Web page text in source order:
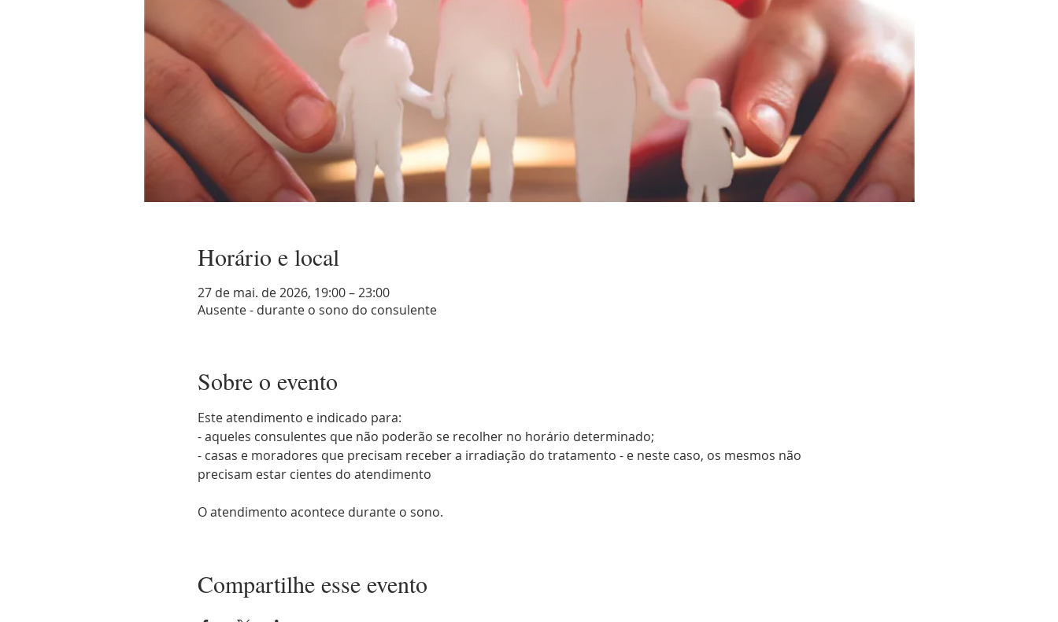
Horário e local
27 de mai. de 2026, 19:00 – 23:00
Ausente - durante o sono do consulente
Sobre o evento
Este atendimento e indicado para:
- aqueles consulentes que não poderão se recolher no horário determinado;
- casas e moradores que precisam receber a irradiação do tratamento - e neste caso, os mesmos não
precisam estar cientes do atendimento
O atendimento acontece durante o sono.
Compartilhe esse evento